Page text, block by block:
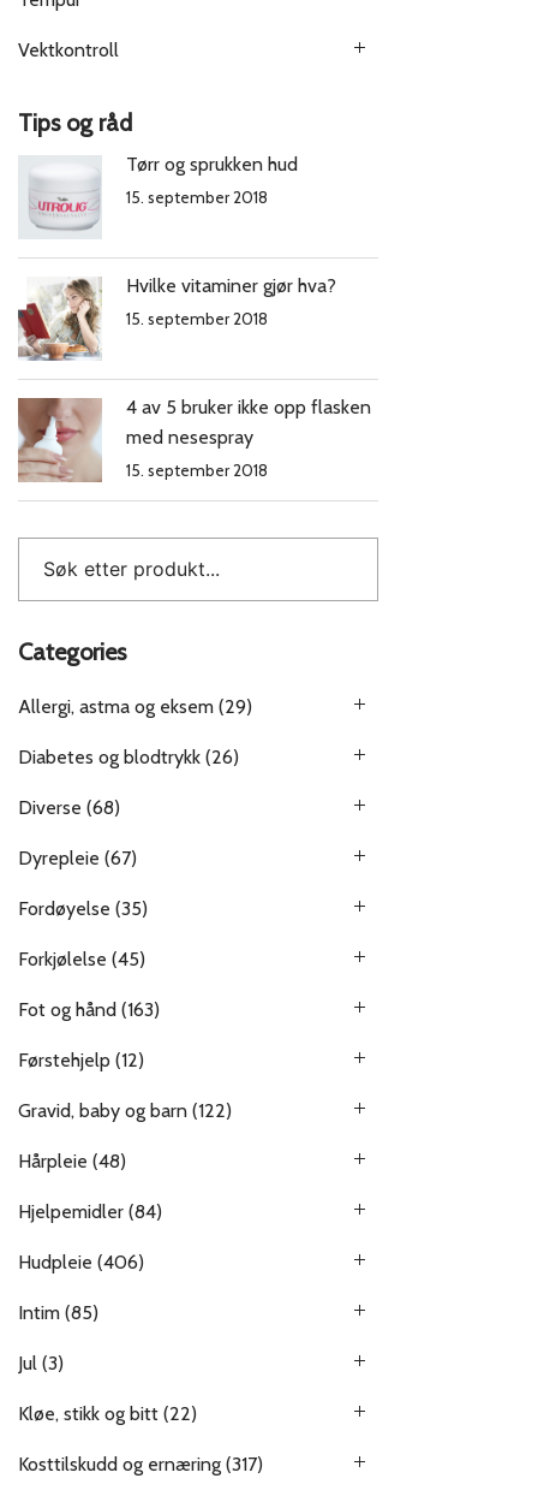
Vektkontroll
Tips og råd
Tørr og sprukken hud
15. september 2018
Hvilke vitaminer gjør hva?
15. september 2018
4 av 5 bruker ikke opp flasken
med nesespray
15. september 2018
Categories
Allergi, astma og eksem (29)
Diabetes og blodtrykk (26)
Diverse (68)
Dyrepleie (67)
Fordøyelse (35)
Forkjølelse (45)
Fot og hånd (163)
Førstehjelp (12)
Gravid, baby og barn (122)
Hårpleie (48)
Hjelpemidler (84)
Hudpleie (406)
Intim (85)
Jul (3)
Kløe, stikk og bitt (22)
Kosttilskudd og ernæring (317)